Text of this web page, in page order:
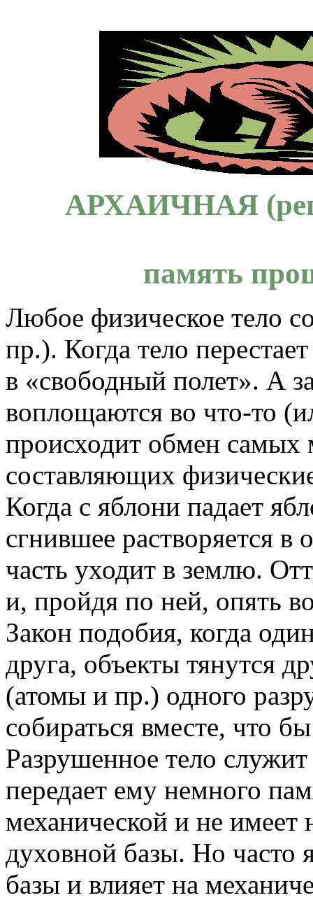
АРХАИЧНАЯ
память
Любое физическое тело
пр.). Когда тело
в «свободный полет». А
воплощаются во что-то
происходит обмен самых
составляющих
Когда с яблони падает
сгнившее растворяется
часть уходит в землю.
и, пройдя по ней, опять
Закон подобия, когда
друга, объекты тянутся
(атомы и пр.) одного
собираться вместе, что
Разрушенное тело
передает ему немного
механической и не имеет
духовной базы. Но часто
базы и влияет на